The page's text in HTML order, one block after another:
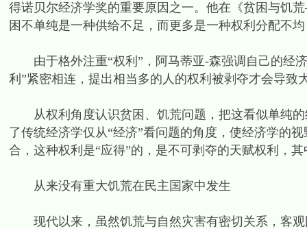
得诺贝尔经济学奖的重要原因之一。他在《贫困与饥
困不单纯是一种供给不足，而更多是一种权利分配不
由于格外注重“权利”，阿马蒂亚-森强调自己的经济
利”紧密相连，提出相当多的人的权利被剥夺才会导致
从权利角度认识贫困、饥荒问题，把这看似单纯的
了传统经济学仅从“经济”看问题的角度，使经济学的
合，这种权利是“应得”的，是不可剥夺的天赋权利，
从来没有重大饥荒在民主国家中发生
现代以来，虽然饥荒与自然灾害有密切关系，客观